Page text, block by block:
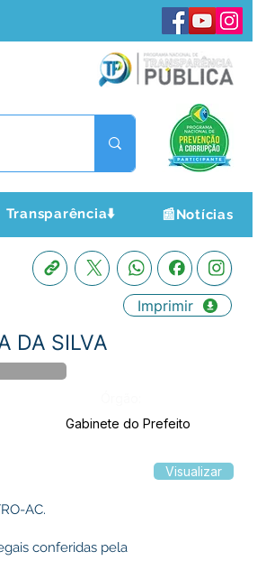
Transparência⬇️ 📰Notícias
Imprimir
DA SILVA
Gabinete do Prefeito
AC.
conferidas pela
Visualizar